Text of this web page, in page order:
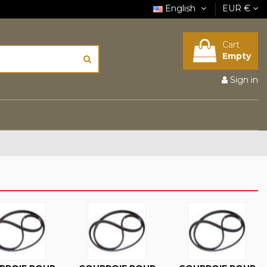
English EUR €
Cart
Empty
Sign in